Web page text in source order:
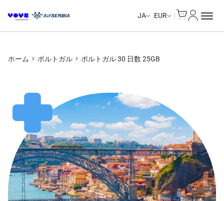
JA EUR
ホーム ポルトガル ポルトガル 30 日数 25GB